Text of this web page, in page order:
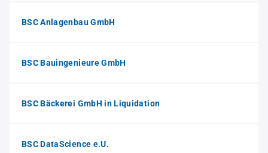
BSC Anlagenbau GmbH
BSC Bauingenieure GmbH
BSC Bäckerei GmbH in Liquidation
BSC DataScience e.U.